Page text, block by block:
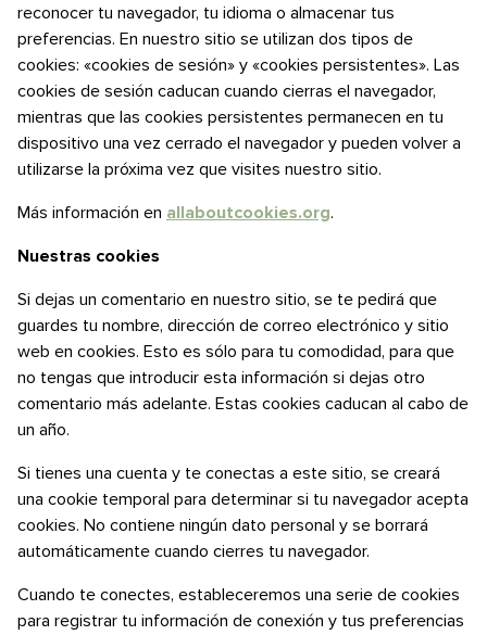
reconocer tu navegador, tu idioma o almacenar tus
preferencias. En nuestro sitio se utilizan dos tipos de
cookies: «cookies de sesión» y «cookies persistentes». Las
cookies de sesión caducan cuando cierras el navegador,
mientras que las cookies persistentes permanecen en tu
dispositivo una vez cerrado el navegador y pueden volver a
utilizarse la próxima vez que visites nuestro sitio.
Más información en allaboutcookies.org.
Nuestras cookies
Si dejas un comentario en nuestro sitio, se te pedirá que
guardes tu nombre, dirección de correo electrónico y sitio
web en cookies. Esto es sólo para tu comodidad, para que
no tengas que introducir esta información si dejas otro
comentario más adelante. Estas cookies caducan al cabo de
un año.
Si tienes una cuenta y te conectas a este sitio, se creará
una cookie temporal para determinar si tu navegador acepta
cookies. No contiene ningún dato personal y se borrará
automáticamente cuando cierres tu navegador.
Cuando te conectes, estableceremos una serie de cookies
para registrar tu información de conexión y tus preferencias